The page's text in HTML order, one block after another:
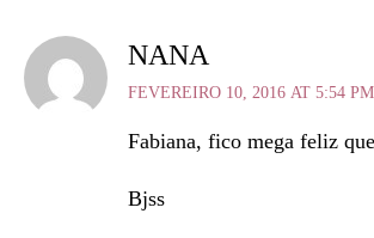
NANA
FEVEREIRO 10, 2016 AT 5:54 PM
Fabiana, fico mega feliz
Bjss